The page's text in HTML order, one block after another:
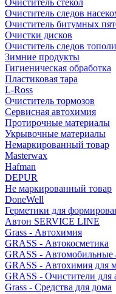
Очиститель стекол
Очиститель следов
Очиститель битумных
Очистки дисков
Очиститель следов
Зимние продукты
Гигиеническая обработка
Пластиковая тара
L-Ross
Очиститель тормозов
Сервисная автохимия
Протирочные материалы
Укрывочные материалы
Немаркированный товар
Masterwax
Hafman
DEPUR
Не маркированный товар
DoneWell
Герметики для
Автон SERVICE LINE
Grass - Автохимия
GRASS - Автокосметика
GRASS - Автомобильные
GRASS - Автохимия для
GRASS - Очистители для
Grass - Средства для дома